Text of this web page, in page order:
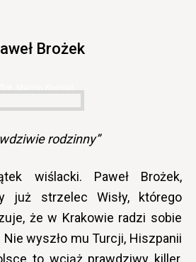
Brożek
Marcin Kuźnia)
rodzinny”
wiślacki. Paweł Brożek,
już strzelec Wisły, którego
że w Krakowie radzi sobie
wyszło mu Turcji, Hiszpanii
to wciąż prawdziwy killer,